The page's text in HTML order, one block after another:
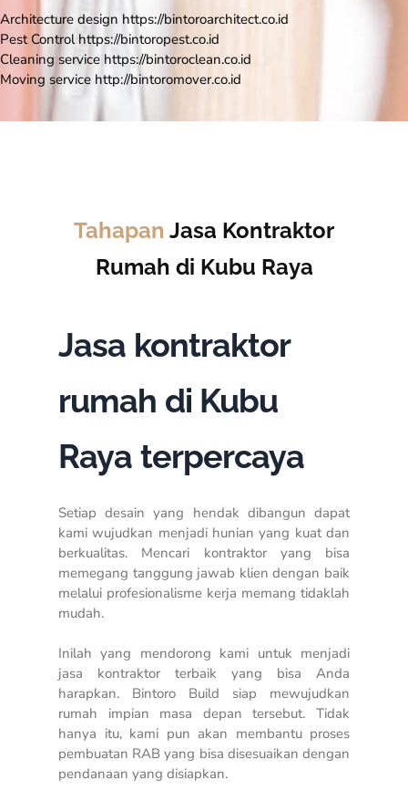
Architecture design https://bintoroarchitect.co.id
Pest Control https://bintoropest.co.id
Cleaning service https://bintoroclean.co.id
Moving service http://bintoromover.co.id
Tahapan Jasa Kontraktor
Rumah di Kubu Raya
Jasa kontraktor
rumah di Kubu
Raya terpercaya
Setiap desain yang hendak dibangun dapat
kami wujudkan menjadi hunian yang kuat dan
berkualitas. Mencari kontraktor yang bisa
memegang tanggung jawab klien dengan baik
melalui profesionalisme kerja memang tidaklah
mudah.
Inilah yang mendorong kami untuk menjadi
jasa kontraktor terbaik yang bisa Anda
harapkan. Bintoro Build siap mewujudkan
rumah impian masa depan tersebut. Tidak
hanya itu, kami pun akan membantu proses
pembuatan RAB yang bisa disesuaikan dengan
pendanaan yang disiapkan.